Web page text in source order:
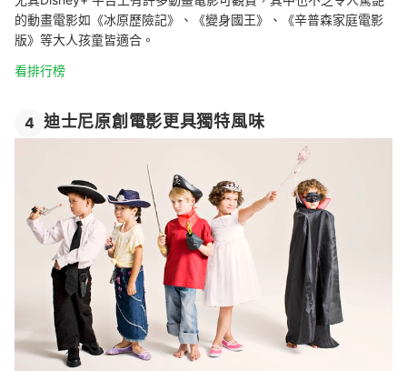
的動畫電影如《冰原歷險記》、《變身國王》、《辛普森家庭電影
版》等大人孩童皆適合。
看排行榜
4 迪士尼原創電影更具獨特風味